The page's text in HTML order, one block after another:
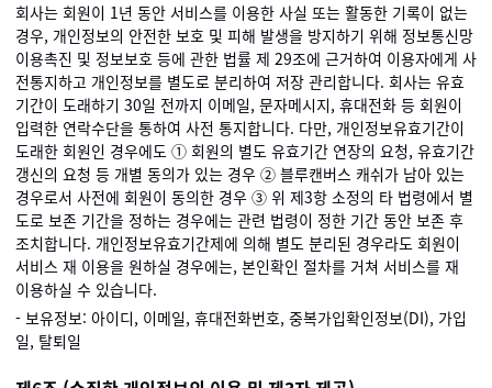
회사는 회원이 1년 동안 서비스를 이용한 사실 또는 활동한 기록이 없는
경우, 개인정보의 안전한 보호 및 피해 발생을 방지하기 위해 정보통신망
이용촉진 및 정보보호 등에 관한 법률 제 29조에 근거하여 이용자에게 사
전통지하고 개인정보를 별도로 분리하여 저장 관리합니다. 회사는 유효
기간이 도래하기 30일 전까지 이메일, 문자메시지, 휴대전화 등 회원이
입력한 연락수단을 통하여 사전 통지합니다. 다만, 개인정보유효기간이
도래한 회원인 경우에도 ① 회원의 별도 유효기간 연장의 요청, 유효기간
갱신의 요청 등 개별 동의가 있는 경우 ② 블루캔버스 캐쉬가 남아 있는
경우로서 사전에 회원이 동의한 경우 ③ 위 제3항 소정의 타 법령에서 별
도로 보존 기간을 정하는 경우에는 관련 법령이 정한 기간 동안 보존 후
조치합니다. 개인정보유효기간제에 의해 별도 분리된 경우라도 회원이
서비스 재 이용을 원하실 경우에는, 본인확인 절차를 거쳐 서비스를 재
이용하실 수 있습니다.
- 보유정보: 아이디, 이메일, 휴대전화번호, 중복가입확인정보(DI), 가입
일, 탈퇴일